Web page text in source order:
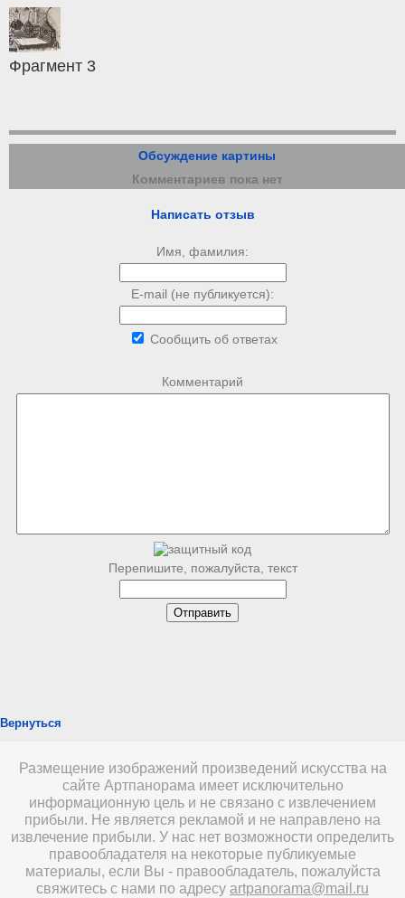
Фрагмент 3
Обсуждение картины
Комментариев пока нет
Написать отзыв
Имя, фамилия:
E-mail (не публикуется):
Сообщить об ответах
Комментарий
Перепишите, пожалуйста, текст
Вернуться
Размещение изображений произведений искусства на
сайте Артпанорама имеет исключительно
информационную цель и не связано с извлечением
прибыли. Не является рекламой и не направлено на
извлечение прибыли. У нас нет возможности определить
правообладателя на некоторые публикуемые
материалы, если Вы - правообладатель, пожалуйста
свяжитесь с нами по адресу artpanorama@mail.ru